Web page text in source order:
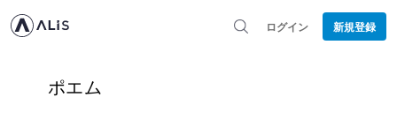
ログイン 新規登録
ポエム